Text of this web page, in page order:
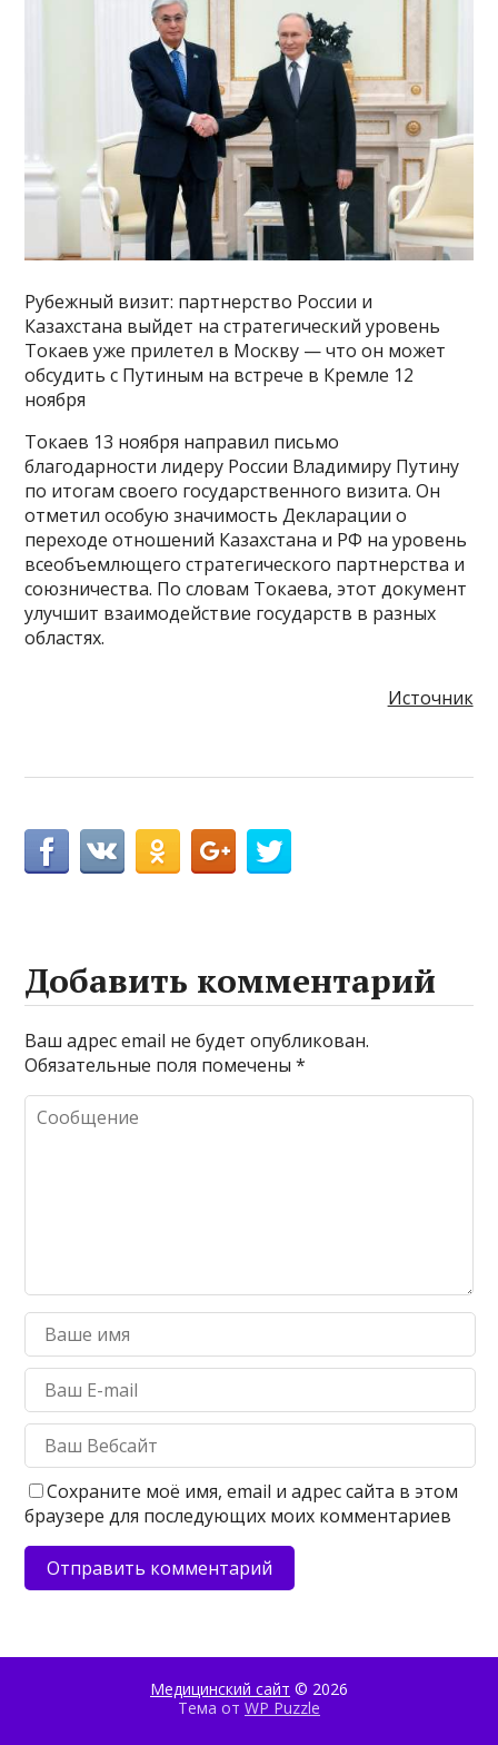
Рубежный визит: партнерство России и
Казахстана выйдет на стратегический уровень
Токаев уже прилетел в Москву — что он может
обсудить с Путиным на встрече в Кремле 12
ноября
Токаев 13 ноября направил письмо
благодарности лидеру России Владимиру Путину
по итогам своего государственного визита. Он
отметил особую значимость Декларации о
переходе отношений Казахстана и РФ на уровень
всеобъемлющего стратегического партнерства и
союзничества. По словам Токаева, этот документ
улучшит взаимодействие государств в разных
областях.
Источник
Добавить комментарий
Ваш адрес email не будет опубликован.
Обязательные поля помечены*
Сохраните моё имя, email и адрес сайта в этом
браузере для последующих моих комментариев
Медицинский сайт © 2026
Тема от WP Puzzle